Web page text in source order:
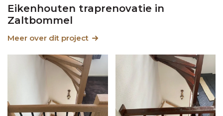
Eikenhouten traprenovatie in
Zaltbommel
Meer over dit project